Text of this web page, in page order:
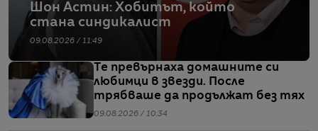
Шон Астин: Хобитът, който
стана синдикалист
09.08.2026 / 11:49
Те превърнаха домашните си
любимци в звезди. После
трябваше да продължат без тях
09.08.2026 / 10:34